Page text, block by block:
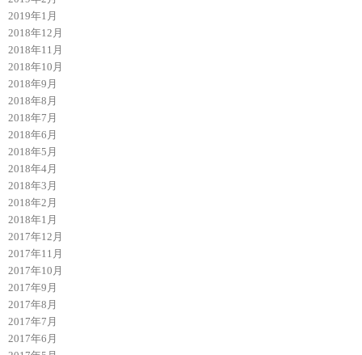
2019年1月
2018年12月
2018年11月
2018年10月
2018年9月
2018年8月
2018年7月
2018年6月
2018年5月
2018年4月
2018年3月
2018年2月
2018年1月
2017年12月
2017年11月
2017年10月
2017年9月
2017年8月
2017年7月
2017年6月